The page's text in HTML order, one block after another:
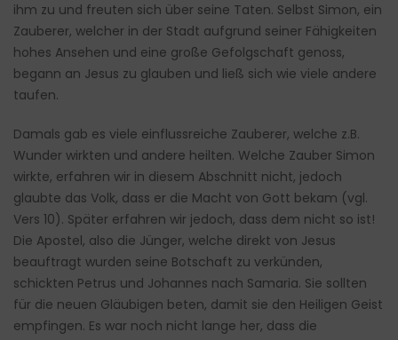
ihm zu und freuten sich über seine Taten. Selbst Simon, ein
Zauberer, welcher in der Stadt aufgrund seiner Fähigkeiten
hohes Ansehen und eine große Gefolgschaft genoss,
begann an Jesus zu glauben und ließ sich wie viele andere
taufen.
Damals gab es viele einflussreiche Zauberer, welche z.B.
Wunder wirkten und andere heilten. Welche Zauber Simon
wirkte, erfahren wir in diesem Abschnitt nicht, jedoch
glaubte das Volk, dass er die Macht von Gott bekam (vgl.
Vers 10). Später erfahren wir jedoch, dass dem nicht so ist!
Die Apostel, also die Jünger, welche direkt von Jesus
beauftragt wurden seine Botschaft zu verkünden,
schickten Petrus und Johannes nach Samaria. Sie sollten
für die neuen Gläubigen beten, damit sie den Heiligen Geist
empfingen. Es war noch nicht lange her, dass die